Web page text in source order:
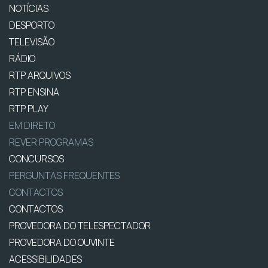
NOTÍCIAS
DESPORTO
TELEVISÃO
RÁDIO
RTP ARQUIVOS
RTP ENSINA
RTP PLAY
EM DIRETO
REVER PROGRAMAS
CONCURSOS
PERGUNTAS FREQUENTES
CONTACTOS
CONTACTOS
PROVEDORA DO TELESPECTADOR
PROVEDORA DO OUVINTE
ACESSIBILIDADES